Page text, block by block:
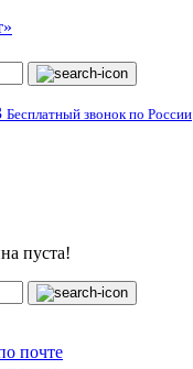
Бесплатный звонок по России
пуста!
почте